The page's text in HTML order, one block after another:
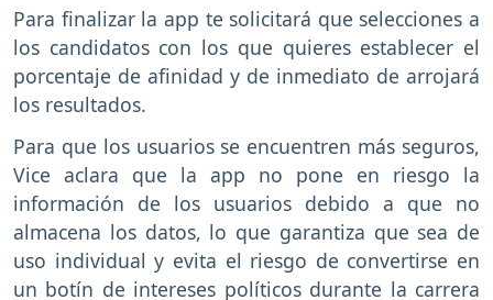
Para finalizar la app te solicitará que selecciones a
los candidatos con los que quieres establecer el
porcentaje de afinidad y de inmediato de arrojará
los resultados.
Para que los usuarios se encuentren más seguros,
Vice aclara que la app no pone en riesgo la
información de los usuarios debido a que no
almacena los datos, lo que garantiza que sea de
uso individual y evita el riesgo de convertirse en
un botín de intereses políticos durante la carrera